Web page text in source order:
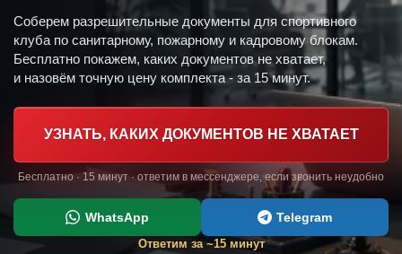
Соберем разрешительные документы для спортивного
клуба по санитарному, пожарному и кадровому блокам.
Бесплатно покажем, каких документов не хватает,
и назовём точную цену комплекта - за 15 минут.
УЗНАТЬ, КАКИХ ДОКУМЕНТОВ НЕ ХВАТАЕТ
Бесплатно · 15 минут · ответим в мессенджере, если звонить неудобно
WhatsApp Telegram
Ответим за ~15 минут